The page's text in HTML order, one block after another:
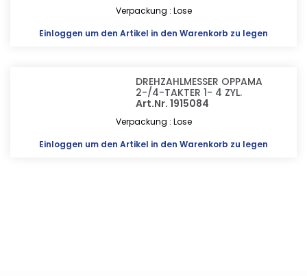
Verpackung : Lose
Einloggen um den Artikel in den Warenkorb zu legen
DREHZAHLMESSER OPPAMA
2-/4-TAKTER 1- 4 ZYL.
Art.Nr. 1915084
Verpackung : Lose
Einloggen um den Artikel in den Warenkorb zu legen